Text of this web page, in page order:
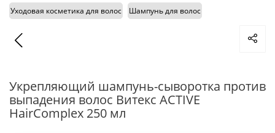
Уходовая косметика для волос
Шампунь для волос
Укрепляющий шампунь-сыворотка против
выпадения волос Витекс ACTIVE
HairComplex 250 мл